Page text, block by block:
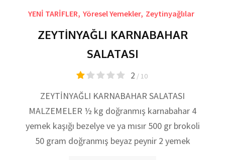
YENİ TARİFLER, Yöresel Yemekler, Zeytinyağlılar
ZEYTİNYAĞLI KARNABAHAR
SALATASI
2 / 10
ZEYTİNYAĞLI KARNABAHAR SALATASI
MALZEMELER ½ kg doğranmış karnabahar 4
yemek kaşığı bezelye ve ya mısır 500 gr brokoli
50 gram doğranmış beyaz peynir 2 yemek